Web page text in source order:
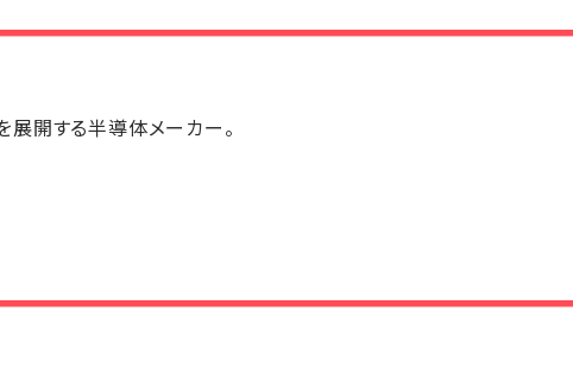
展開する半導体メーカー。